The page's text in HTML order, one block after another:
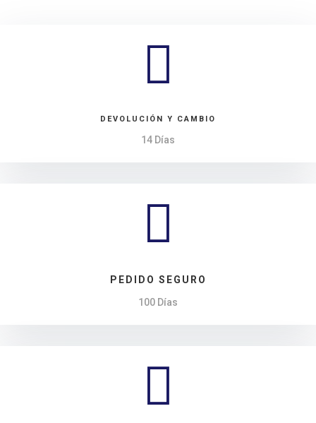

DEVOLUCIÓN Y CAMBIO
14 Días

PEDIDO SEGURO
100 Días
